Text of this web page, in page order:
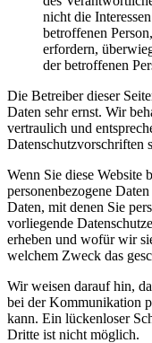
nicht die
betroffenen
erfordern,
der betroffenen
Die Betreiber dieser
Daten sehr ernst. Wir
vertraulich und
Datenschutzvorschriften
Wenn Sie diese Website
personenbezogene
Daten, mit denen Sie
vorliegende
erheben und wofür wir
welchem Zweck das
Wir weisen darauf hin,
bei der Kommunikation
kann. Ein lückenloser
Dritte ist nicht möglich.